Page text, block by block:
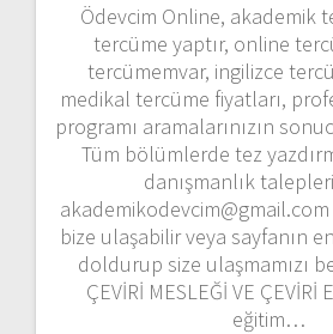
Ödevcim Online, akademik
tercüme yaptır, online
tercümemvar, ingilizce
medikal tercüme fiyatları,
programı aramalarınızın
Tüm bölümlerde tez
danışmanlık
bize ulaşabilir veya sayfanın
doldurup size ulaşmamızı
ÇEVİRİ MESLEĞİ VE ÇEVİRİ
eğitim…